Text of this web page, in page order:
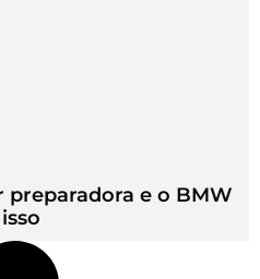
preparadora e o BMW